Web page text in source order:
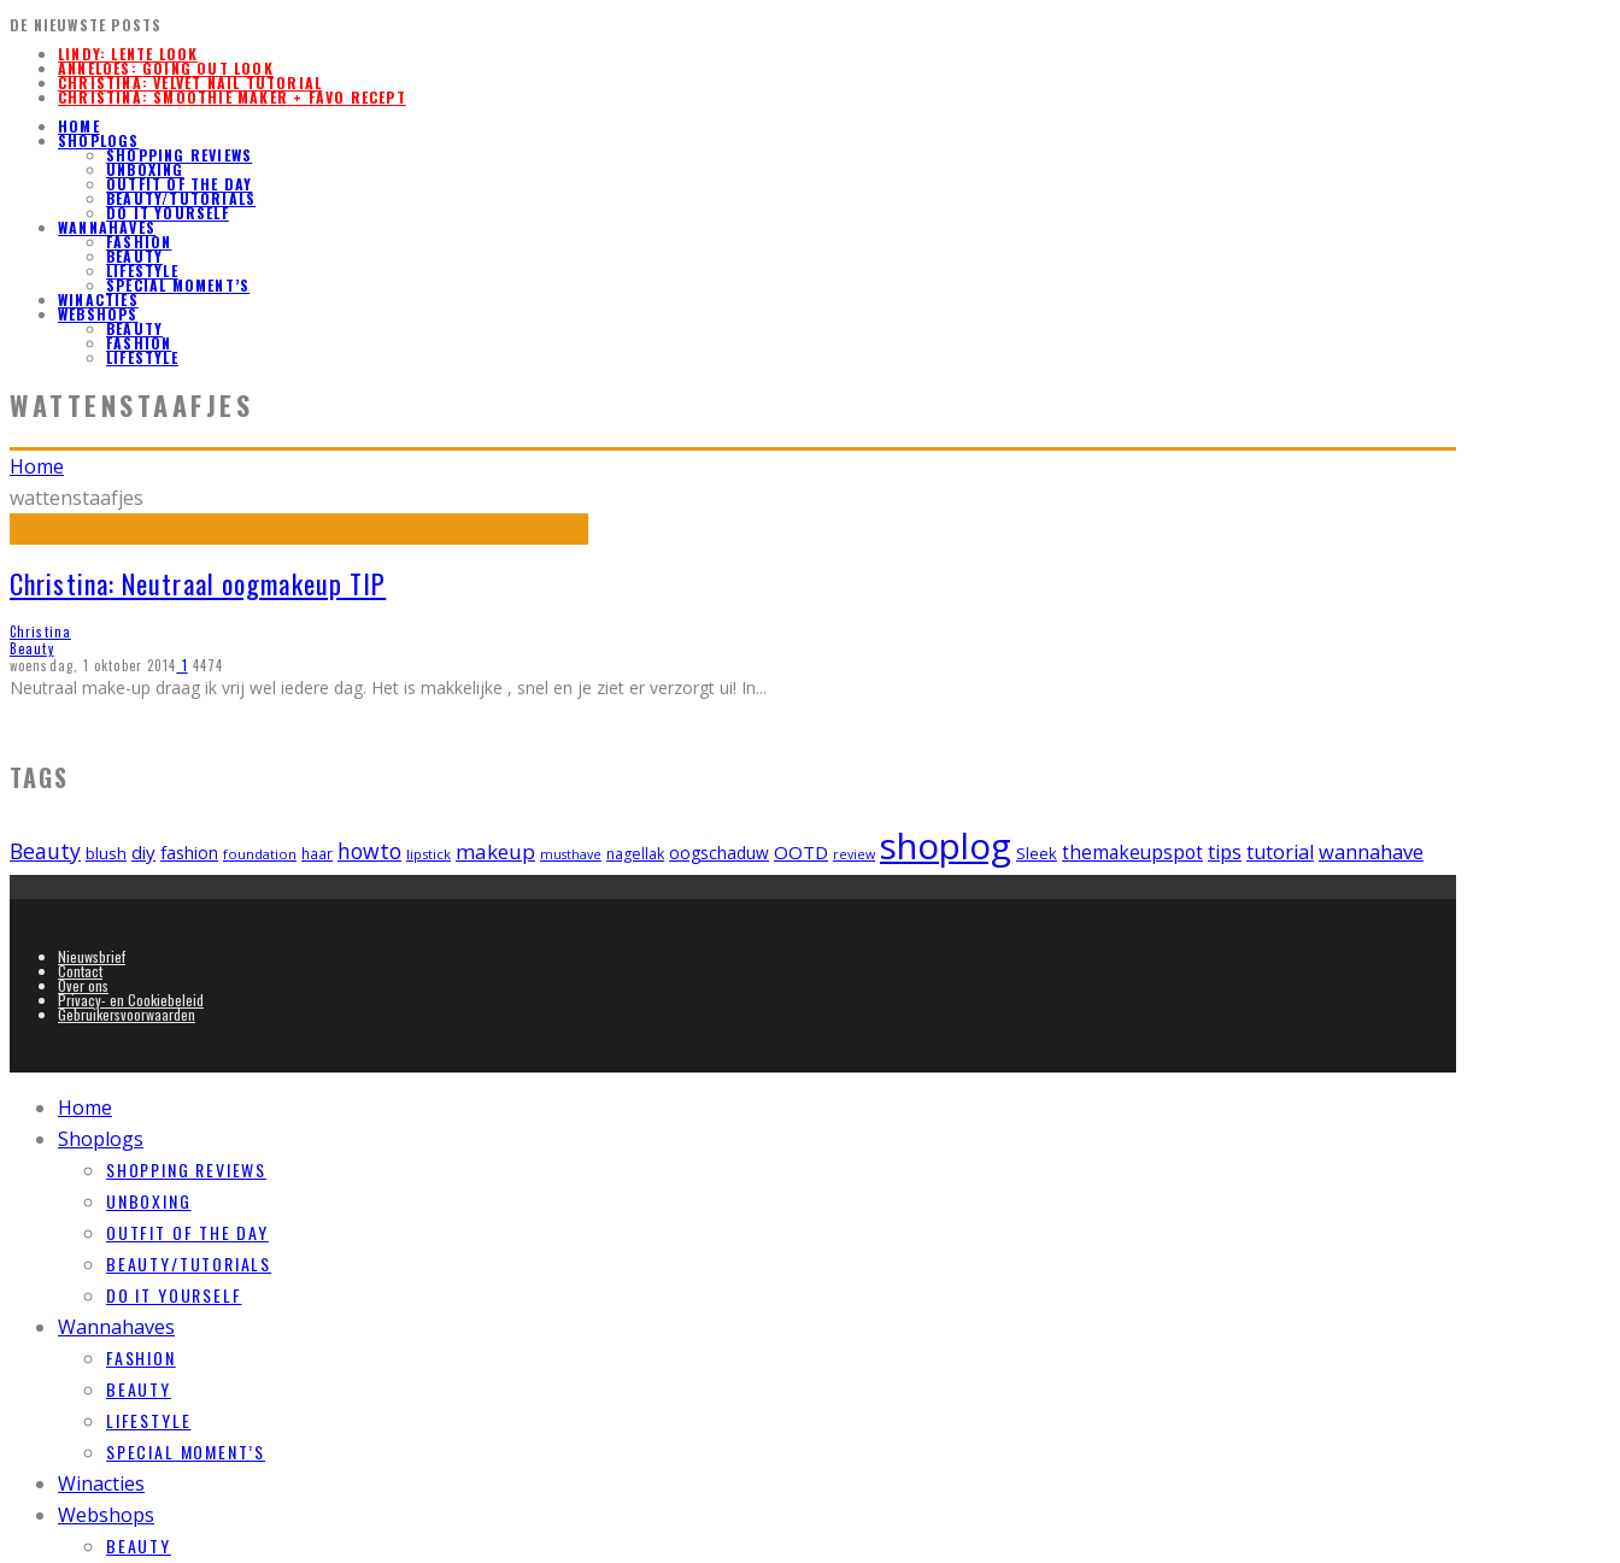
DE NIEUWSTE POSTS
LINDY: LENTE LOOK
ANNELOES: GOING OUT LOOK
CHRISTINA: VELVET NAIL TUTORIAL
CHRISTINA: SMOOTHIE MAKER + FAVO RECEPT
HOME
SHOPLOGS
SHOPPING REVIEWS
UNBOXING
OUTFIT OF THE DAY
BEAUTY/TUTORIALS
DO IT YOURSELF
WANNAHAVES
FASHION
BEAUTY
LIFESTYLE
SPECIAL MOMENT’S
WINACTIES
WEBSHOPS
BEAUTY
FASHION
LIFESTYLE
WATTENSTAAFJES
Home
wattenstaafjes
Christina: Neutraal oogmakeup TIP
Christina
Beauty
woensdag, 1 oktober 2014 1 4474
Neutraal make-up draag ik vrij wel iedere dag. Het is makkelijke , snel en je ziet er verzorgt ui! In...
TAGS
Beauty blush diy fashion foundation haar howto lipstick makeup musthave nagellak oogschaduw OOTD review shoplog Sleek themakeupspottips tutorial wannahave
Nieuwsbrief
Contact
Over ons
Privacy- en Cookiebeleid
Gebruikersvoorwaarden
Home
Shoplogs
SHOPPING REVIEWS
UNBOXING
OUTFIT OF THE DAY
BEAUTY/TUTORIALS
DO IT YOURSELF
Wannahaves
FASHION
BEAUTY
LIFESTYLE
SPECIAL MOMENT’S
Winacties
Webshops
BEAUTY